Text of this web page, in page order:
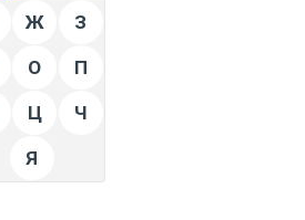
Ж З
О П
Ц Ч
Я